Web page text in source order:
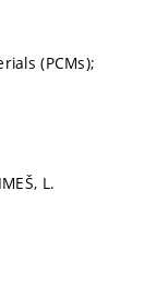
(PCMs);
L.